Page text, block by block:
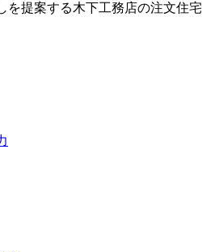
を提案する木下工務店の注文住宅